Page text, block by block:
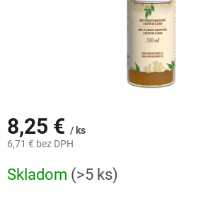
8,25 € / ks
6,71 € bez DPH
cena:
Skladom (>5 ks)